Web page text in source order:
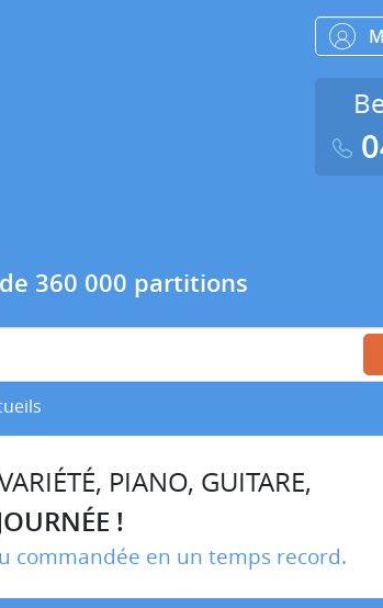
360 000 partitions
PIANO, GUITARE,
!
commandée en un temps record.